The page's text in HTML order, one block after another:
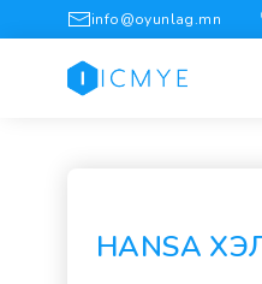
info@oyunlag.mn
HANSA